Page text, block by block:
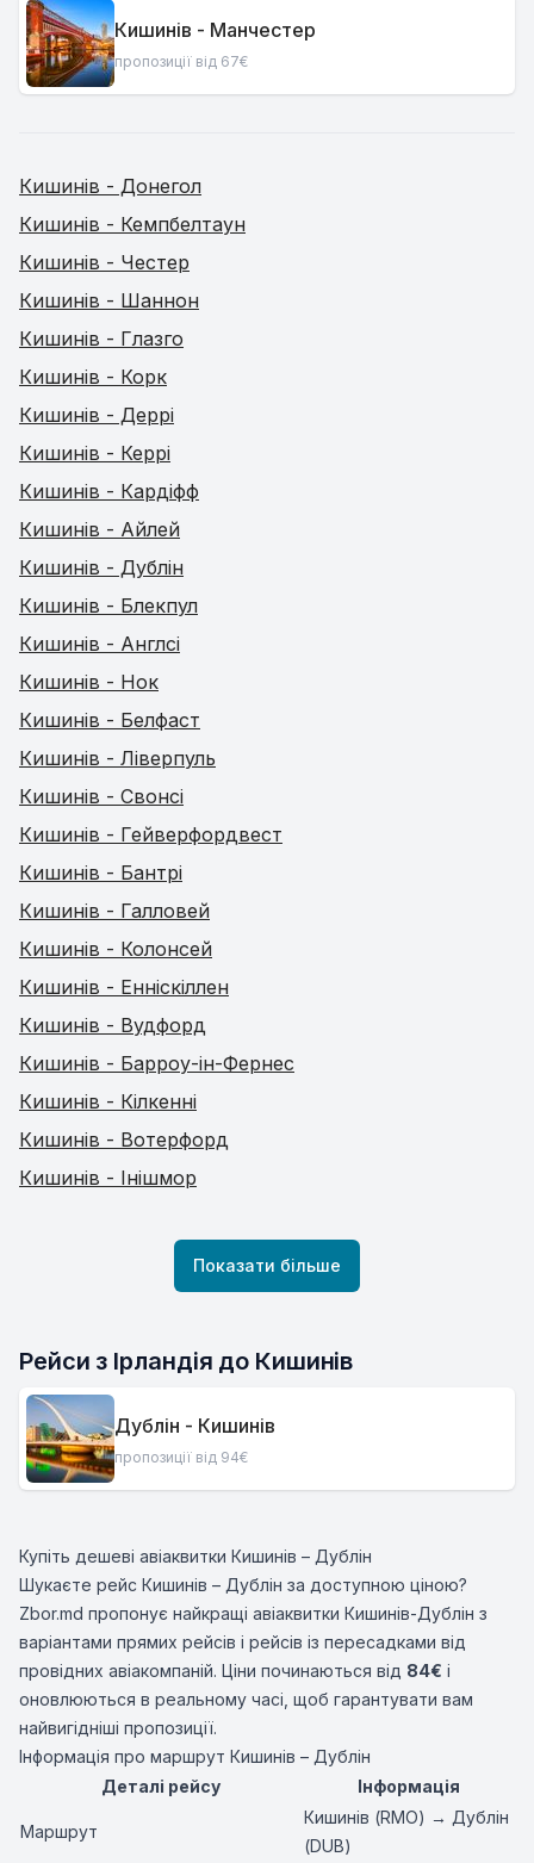
Кишинів - Манчестер
пропозиції від 67€
Кишинів - Донегол
Кишинів - Кемпбелтаун
Кишинів - Честер
Кишинів - Шаннон
Кишинів - Глазго
Кишинів - Корк
Кишинів - Деррі
Кишинів - Керрі
Кишинів - Кардіфф
Кишинів - Айлей
Кишинів - Дублін
Кишинів - Блекпул
Кишинів - Англсі
Кишинів - Нок
Кишинів - Белфаст
Кишинів - Ліверпуль
Кишинів - Свонсі
Кишинів - Гейверфордвест
Кишинів - Бантрі
Кишинів - Галловей
Кишинів - Колонсей
Кишинів - Енніскіллен
Кишинів - Вудфорд
Кишинів - Барроу-ін-Фернес
Кишинів - Кілкенні
Кишинів - Вотерфорд
Кишинів - Інішмор
Показати більше
Рейси з Ірландія до Кишинів
Дублін - Кишинів
пропозиції від 94€
Купіть дешеві авіаквитки Кишинів – Дублін
Шукаєте рейс Кишинів – Дублін за доступною ціною?
Zbor.md пропонує найкращі авіаквитки Кишинів-Дублін з
варіантами прямих рейсів і рейсів із пересадками від
провідних авіакомпаній. Ціни починаються від 84€ і
оновлюються в реальному часі, щоб гарантувати вам
найвигідніші пропозиції.
Інформація про маршрут Кишинів – Дублін
Деталі рейсу
Інформація
Маршрут
Кишинів (RMO) → Дублін
(DUB)